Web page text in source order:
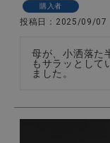
お問い合わせ
購入者
投稿日 2025/09/07
母が、小洒落た
もサラッとして
ました。